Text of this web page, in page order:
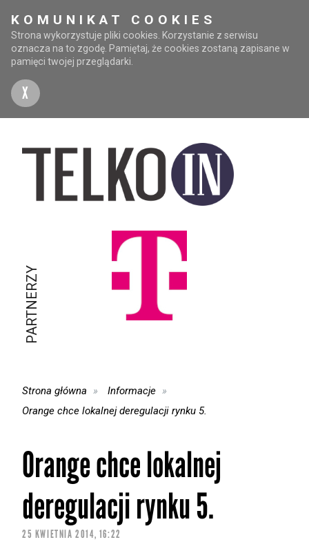
KOMUNIKAT COOKIES
Strona wykorzystuje pliki cookies. Korzystanie z serwisu
oznacza na to zgodę. Pamiętaj, że cookies zostaną zapisane w
pamięci twojej przeglądarki.
X
PARTNERZY
Strona główna
Informacje
Orange chce lokalnej deregulacji rynku 5.
Orange chce lokalnej
deregulacji rynku 5.
25 KWIETNIA 2014, 16:22